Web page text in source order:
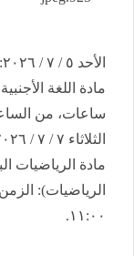
​الأحد ٥ / ٧ / ٢٠٢٦:
​مادة اللغة
ساعات، من الساعة ٩:٠٠ إلى الساعة
​الثلاثاء ٧ / ٧ / ٢٠٢٦:
​مادة الرياضيات
١١:٠٠.